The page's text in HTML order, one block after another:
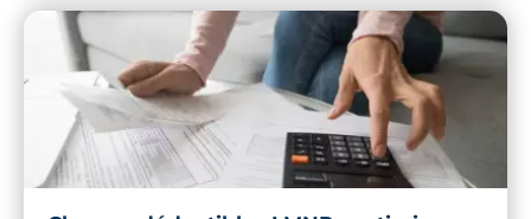
développement économique local.
Plongez dans les détails de la
construction de cette structure qui
façonne l'avenir de la ville.